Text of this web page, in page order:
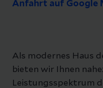
Anfahrt auf Google
Als modernes Haus
bieten wir Ihnen
Leistungsspektrum